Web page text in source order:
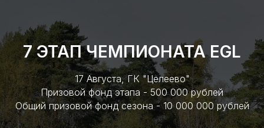
7 ЭТАП ЧЕМПИОНАТА EGL
17 Августа, ГК "Целеево"
Призовой фонд этапа - 500 000 рублей
Общий призовой фонд сезона - 10 000 000 рублей